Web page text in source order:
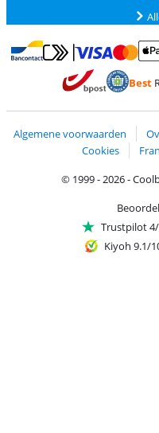
Betalen met Bancontact
Betalen met MasterCard
Best
Algemene voorwaarden
Cookies
© 1999 - 2026 -
Trustpilot
Kiyoh 9.1/